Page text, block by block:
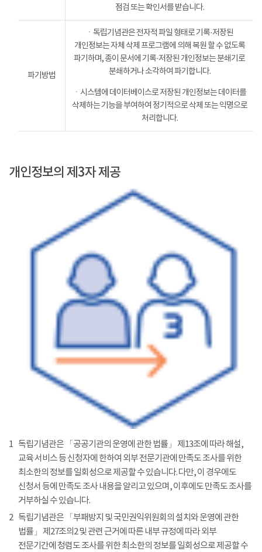
점검 또는 확인서를 받습니다.
파기방법
ㆍ독립기념관은 전자적 파일 형태로 기록·저장된
개인정보는 자체 삭제 프로그램에 의해 복원 할 수 없도록
파기하며, 종이 문서에 기록·저장된 개인정보는 분쇄기로
분쇄하거나 소각하여 파기합니다.
ㆍ시스템에 데이터베이스로 저장된 개인정보는 데이터를
삭제하는 기능을 부여하여 정기적으로 삭제 또는 익명으로
처리합니다.
개인정보의 제3자 제공
1 독립기념관은 「공공기관의 운영에 관한 법률」 제13조에 따라 해설,
교육 서비스 등 신청자에 한하여 외부 전문기관에 만족도 조사를 위한
최소한의 정보를 일회성으로 제공할 수 있습니다. 다만, 이 경우에도
신청서 등에 만족도 조사 내용을 알리고 있으며, 이후에도 만족도 조사를
거부하실 수 있습니다.
2 독립기념관은 「부패방지 및 국민권익위원회의 설치와 운영에 관한
법률」 제27조의2 및 관련 근거에 따른 내부 규정에 따라 외부
전문기간에 청렴도 조사를 위한 최소한의 정보를 일회성으로 제공할 수